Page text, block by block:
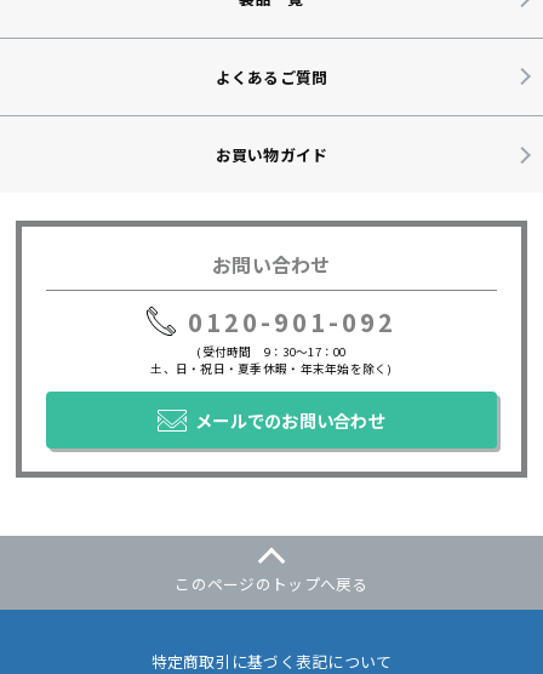
よくあるご質問
お買い物ガイド
お問い合わせ
0120-901-092
(受付時間 9：30～17：00
土、日・祝日・夏季休暇・年末年始を除く)
メールでのお問い合わせ
このページのトップへ戻る
特定商取引に基づく表記について